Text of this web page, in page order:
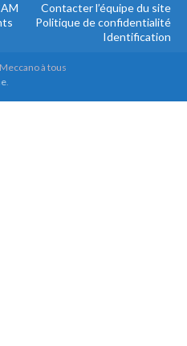
Contacter l’équipe du site
Politique de confidentialité
Identification
à tous
.